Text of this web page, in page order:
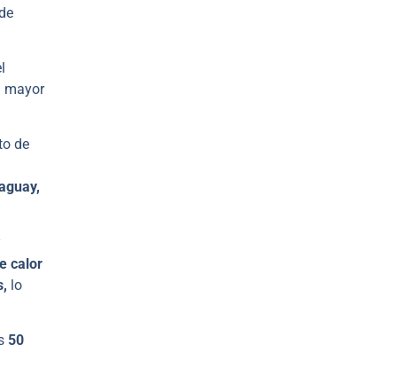
mayor
de
calor
lo
50